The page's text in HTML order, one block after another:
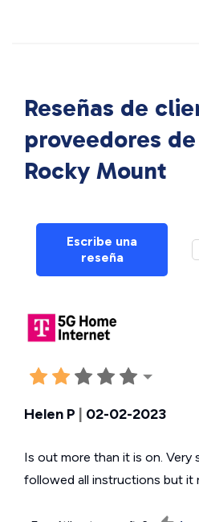
Reseñas de
proveedores
Rocky Mount
Escribe una
reseña
Helen P 02-02-2023
Is out more than it is on. Very
followed all instructions but it